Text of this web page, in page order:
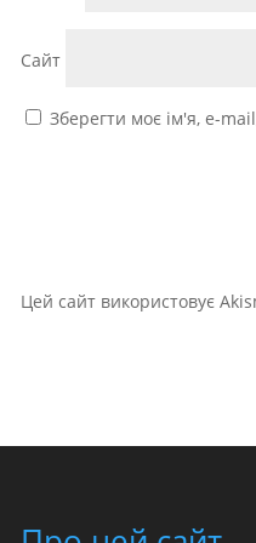
Сайт
Зберегти моє ім'я, e-
Цей сайт використовує